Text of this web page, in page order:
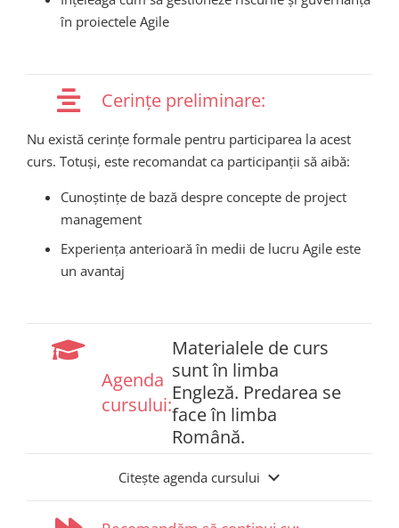
în proiectele Agile
Cerințe preliminare:
Nu există cerințe formale pentru participarea la acest
curs. Totuși, este recomandat ca participanții să aibă:
Cunoștințe de bază despre concepte de project
management
Experiența anterioară în medii de lucru Agile este
un avantaj
Agenda
cursului:
Materialele de curs
sunt în limba
Engleză. Predarea se
face în limba
Română.
Citește agenda cursului